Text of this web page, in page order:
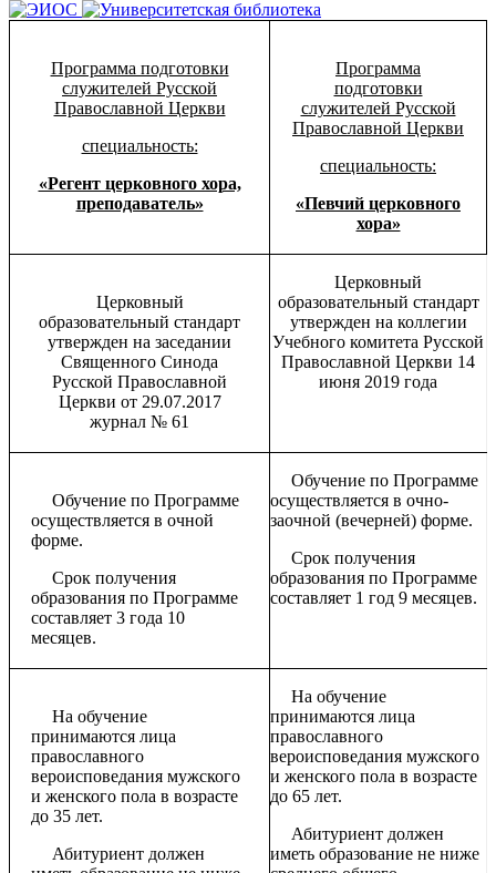
Программа подготовки
служителей Русской
Православной Церкви
специальность:
«Регент церковного хора,
преподаватель»
Программа
подготовки
служителей Русской
Православной Церкви
специальность:
«Певчий церковного
хора»
Церковный
образовательный стандарт
утвержден на заседании
Священного Синода
Русской Православной
Церкви от 29.07.2017
журнал № 61
Церковный
образовательный стандарт
утвержден на коллегии
Учебного комитета Русской
Православной Церкви 14
июня 2019 года
Обучение по Программе
осуществляется в очной
форме.
Срок получения
образования по Программе
составляет 3 года 10
месяцев.
Обучение по Программе
осуществляется в очно-
заочной (вечерней) форме.
Срок получения
образования по Программе
составляет 1 год 9 месяцев.
На обучение
принимаются лица
православного
вероисповедания мужского
и женского пола в возрасте
до 35 лет.
Абитуриент должен
На обучение
принимаются лица
православного
вероисповедания мужского
и женского пола в возрасте
до 65 лет.
Абитуриент должен
иметь образование не ниже